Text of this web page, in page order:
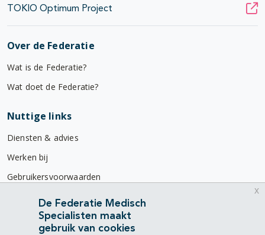
TOKIO Optimum Project
Over de Federatie
Wat is de Federatie?
Wat doet de Federatie?
Nuttige links
Diensten & advies
Werken bij
Gebruikersvoorwaarden
Privacyverklaring
Contact
De Federatie Medisch
Specialisten maakt
gebruik van cookies
x